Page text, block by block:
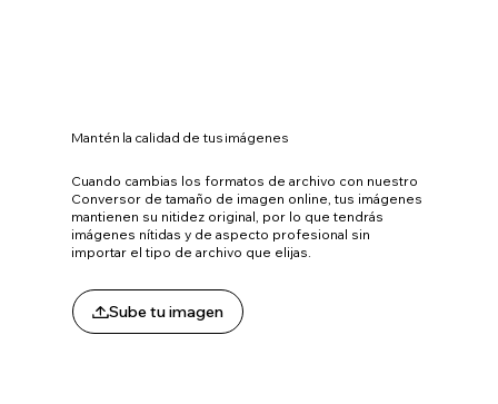
Mantén la calidad de tus imágenes
Cuando cambias los formatos de archivo con nuestro
Conversor de tamaño de imagen online, tus imágenes
mantienen su nitidez original, por lo que tendrás
imágenes nítidas y de aspecto profesional sin
importar el tipo de archivo que elijas.
Sube tu imagen